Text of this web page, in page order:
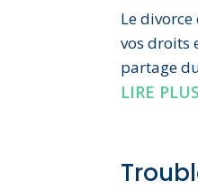
Le
vos droits
partage
LIRE PLUS